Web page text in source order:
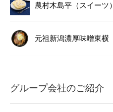
農村木島平（スイーツ）
元祖新潟濃厚味噌東横
グループ会社のご紹介